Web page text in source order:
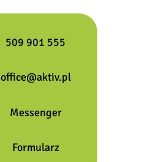
509 901 555
office@aktiv.pl
Messenger
Formularz